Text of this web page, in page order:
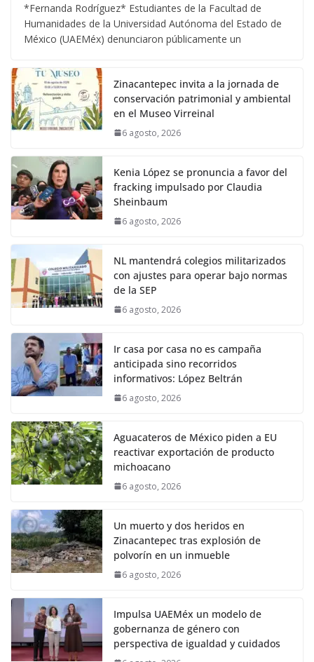
*Fernanda Rodríguez* Estudiantes de la Facultad de
Humanidades de la Universidad Autónoma del Estado de
México (UAEMéx) denunciaron públicamente un
Zinacantepec invita a la jornada de
conservación patrimonial y ambiental
en el Museo Virreinal
6 agosto, 2026
Kenia López se pronuncia a favor del
fracking impulsado por Claudia
Sheinbaum
6 agosto, 2026
NL mantendrá colegios militarizados
con ajustes para operar bajo normas
de la SEP
6 agosto, 2026
Ir casa por casa no es campaña
anticipada sino recorridos
informativos: López Beltrán
6 agosto, 2026
Aguacateros de México piden a EU
reactivar exportación de producto
michoacano
6 agosto, 2026
Un muerto y dos heridos en
Zinacantepec tras explosión de
polvorín en un inmueble
6 agosto, 2026
Impulsa UAEMéx un modelo de
gobernanza de género con
perspectiva de igualdad y cuidados